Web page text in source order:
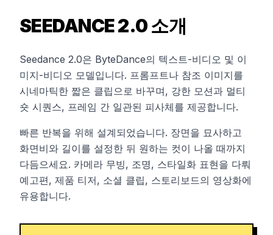
SEEDANCE 2.0 소개
Seedance 2.0은 ByteDance의 텍스트-비디오 및 이
미지-비디오 모델입니다. 프롬프트나 참조 이미지를
시네마틱한 짧은 클립으로 바꾸며, 강한 모션과 멀티
숏 시퀀스, 프레임 간 일관된 피사체를 제공합니다.
빠른 반복을 위해 설계되었습니다. 장면을 묘사하고
화면비와 길이를 설정한 뒤 원하는 컷이 나올 때까지
다듬으세요. 카메라 무빙, 조명, 스타일화 표현을 다뤄
예고편, 제품 티저, 소셜 클립, 스토리보드의 영상화에
유용합니다.